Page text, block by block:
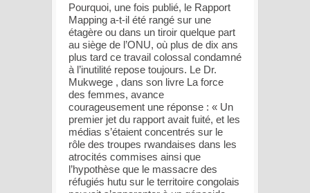
Pourquoi, une fois publié, le Rapport
Mapping a-t-il été rangé sur une
étagère ou dans un tiroir quelque part
au siège de l’ONU, où plus de dix ans
plus tard ce travail colossal condamné
à l’inutilité repose toujours. Le Dr.
Mukwege , dans son livre La force
des femmes, avance
courageusement une réponse : « Un
premier jet du rapport avait fuité, et les
médias s’étaient concentrés sur le
rôle des troupes rwandaises dans les
atrocités commises ainsi que
l’hypothèse que le massacre des
réfugiés hutu sur le territoire congolais